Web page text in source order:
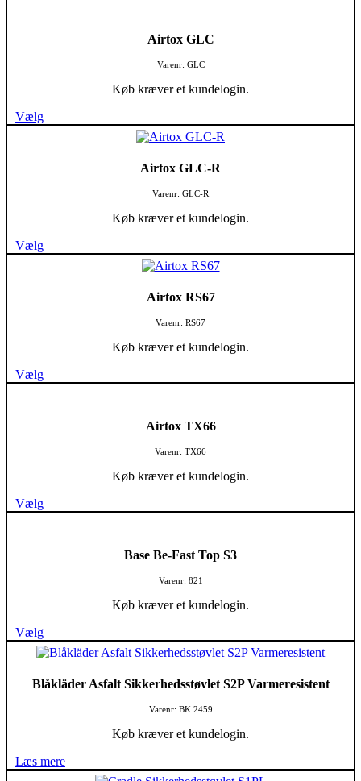
Airtox GLC
Varenr: GLC
Køb kræver et kundelogin.
Vælg
Airtox GLC-R
Varenr: GLC-R
Køb kræver et kundelogin.
Vælg
Airtox RS67
Varenr: RS67
Køb kræver et kundelogin.
Vælg
Airtox TX66
Varenr: TX66
Køb kræver et kundelogin.
Vælg
Base Be-Fast Top S3
Varenr: 821
Køb kræver et kundelogin.
Vælg
Blåkläder Asfalt Sikkerhedsstøvlet S2P Varmeresistent
Varenr: BK.2459
Køb kræver et kundelogin.
Læs mere